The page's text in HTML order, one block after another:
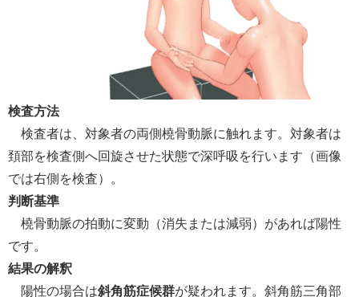
検査方法
検査者は、対象者の両側橈骨動脈に触れます。対象者は
頚部を検査側へ回旋させた状態で深呼吸を行います（画像
では右側を検査）。
判断基準
橈骨動脈の拍動に変動（消失または減弱）があれば陽性
です。
結果の解釈
陽性の場合は斜角筋症候群が疑われます。斜角筋三角部